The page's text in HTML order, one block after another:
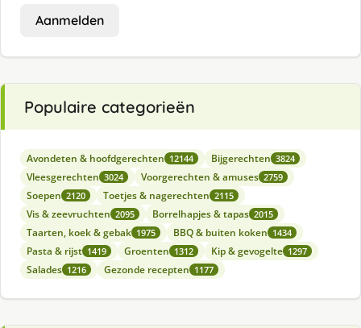
Aanmelden
Populaire categorieën
Avondeten & hoofdgerechten 12144 Bijgerechten 3824
Vleesgerechten 3024 Voorgerechten & amuses 2759
Soepen 2120 Toetjes & nagerechten 2115
Vis & zeevruchten 2095 Borrelhapjes & tapas 2015
Taarten, koek & gebak 1975 BBQ & buiten koken 1434
Pasta & rijst 1419 Groenten 1312 Kip & gevogelte 1297
Salades 1216 Gezonde recepten 1177